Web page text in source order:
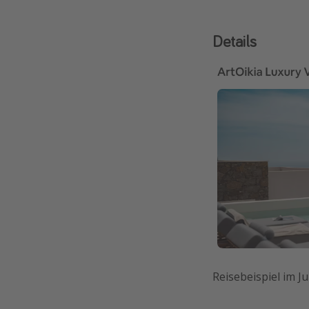
Details
Reisebeispiel im